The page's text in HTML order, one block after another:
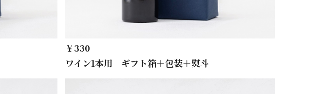
￥330
ワイン1本用 ギフト箱＋包装＋熨斗